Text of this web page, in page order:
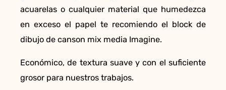
acuarelas o cualquier material que humedezca
en exceso el papel te recomiendo el block de
dibujo de canson mix media Imagine.
Económico, de textura suave y con el suficiente
grosor para nuestros trabajos.